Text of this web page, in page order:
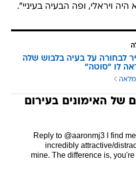
ויראלי, ופה הבעיה בעיניי".
לבחורה על בעיה בלבוש שלה
לו "סוטה"
של האימונים בעירום
Reply to @aaronmj3 I find
incredibly attractive/
mine. The difference is,